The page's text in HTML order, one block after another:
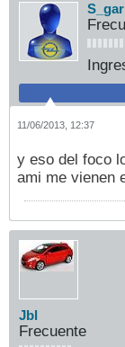
11/06/2013, 12:37
y eso del foco
ami me vienen
Jbl
Frecuente